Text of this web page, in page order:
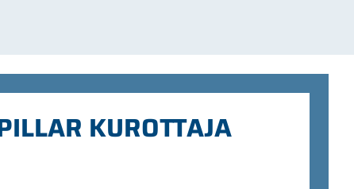
KUROTTAJA